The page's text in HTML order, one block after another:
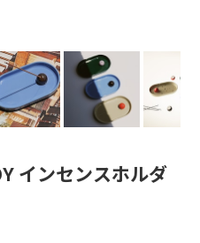
インセンスホルダ